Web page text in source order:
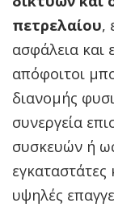
πετρελαίου,
ασφάλεια και
απόφοιτοι
διανομής
συνεργεία
συσκευών ή
υψηλές